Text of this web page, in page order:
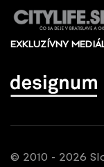
EXKLUZÍVNY
© 2010 - 2026